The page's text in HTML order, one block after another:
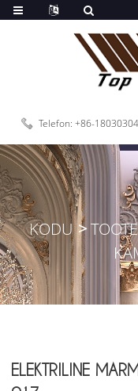
Telefon: +86-
KODU
ELEKTRILINE